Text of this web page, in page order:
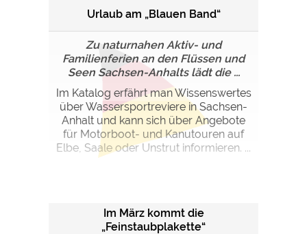
Urlaub am „Blauen Band“
Zu naturnahen Aktiv- und
Familienferien an den Flüssen und
Seen Sachsen-Anhalts lädt die ...
Im Katalog erfährt man Wissenswertes
über Wassersportreviere in Sachsen-
Anhalt und kann sich über Angebote
für Motorboot- und Kanutouren auf
Elbe, Saale oder Unstrut informieren. ...
Im März kommt die
„Feinstaubplakette“